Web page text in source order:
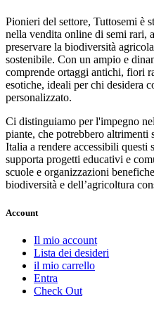
Pionieri del settore, Tuttosemi è
nella vendita online di semi rari,
preservare la biodiversità
sostenibile. Con un ampio e
comprende ortaggi antichi, fiori
esotiche, ideali per chi desidera
personalizzato.
Ci distinguiamo per l'impegno
piante, che potrebbero altrimenti
Italia a rendere accessibili questi
supporta progetti educativi e
scuole e organizzazioni
biodiversità e dell’agricoltura
Account
Il mio account
Lista dei desideri
il mio carrello
Entra
Check Out